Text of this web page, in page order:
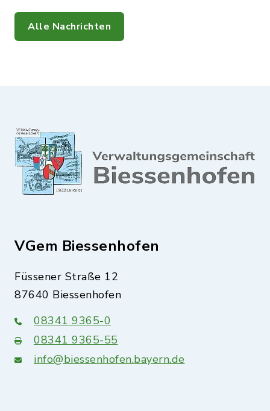
Alle Nachrichten
VGem Biessenhofen
Füssener Straße 12
87640 Biessenhofen
08341 9365-0
08341 9365-55
info@biessenhofen.bayern.de